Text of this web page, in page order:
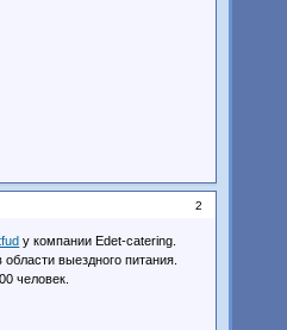
2
у компании Edet-catering.
выездного питания.
человек.